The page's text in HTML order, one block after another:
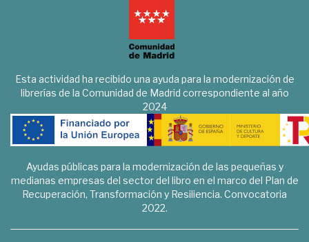
Esta actividad ha recibido una ayuda para la modernización de
librerías de la Comunidad de Madrid correspondiente al año
2024
Ayudas públicas para la modernización de las pequeñas y
medianas empresas del sector del libro en el marco del Plan de
Recuperación, Transformación y Resiliencia. Convocatoria
2022.